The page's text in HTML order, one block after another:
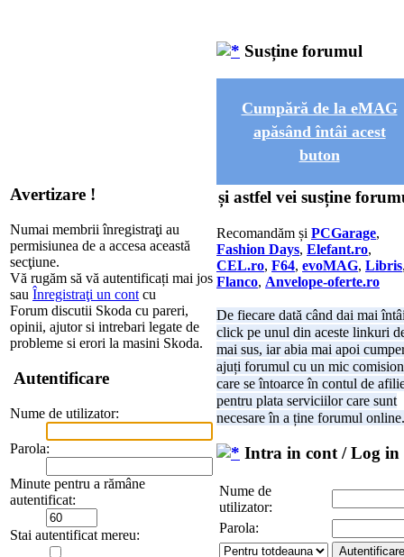
Avertizare !
Numai membrii înregistraţi au
permisiunea de a accesa această
secţiune.
Vă rugăm să vă autentificați mai jos
sau Înregistraţi un cont cu
Forum discutii Skoda cu pareri,
opinii, ajutor si intrebari legate de
probleme si erori la masini Skoda.
Autentificare
Nume de utilizator:
Parola:
Minute pentru a rămâne
autentificat:
Stai autentificat mereu:
Susține forumul
Cumpără de la eMAG
apăsând întâi acest
buton
și astfel vei susține
Recomandăm și PCGarage,
Fashion Days, Elefant.ro,
CEL.ro, F64, evoMAG, Libris
Flanco, Anvelope-oferte.ro
De fiecare dată când dai mai
click pe unul din aceste linkuri
mai sus, iar abia mai apoi
ajuți forumul cu un mic comision
care se întoarce în contul de
pentru plata serviciilor care sunt
necesare în a ține forumul online.
Intra in cont / Log in
Nume de
utilizator:
Parola: